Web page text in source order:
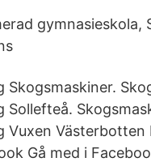
gymnasieskola,
Skogsmaskiner.
Sollefteå.
Vuxen Västerbotten
Gå med i